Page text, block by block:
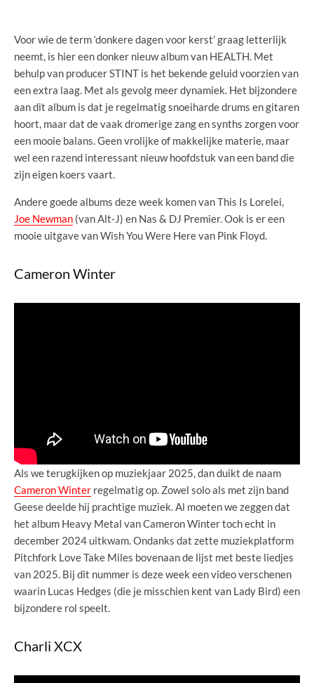
Voor wie de term ‘donkere dagen voor kerst’ graag letterlijk
neemt, is hier een donker nieuw album van HEALTH. Met
behulp van producer STINT is het bekende geluid voorzien van
een extra laag. Met als gevolg meer dynamiek. Het bijzondere
aan dit album is dat je regelmatig snoeiharde drums en gitaren
hoort, maar dat de vaak dromerige zang en synths zorgen voor
een mooie balans. Geen vrolijke of makkelijke materie, maar
wel een razend interessant nieuw hoofdstuk van een band die
zijn eigen koers vaart.
Andere goede albums deze week komen van This Is Lorelei,
Joe Newman (van Alt-J) en Nas & DJ Premier. Ook is er een
mooie uitgave van Wish You Were Here van Pink Floyd.
Cameron Winter
Als we terugkijken op muziekjaar 2025, dan duikt de naam
Cameron Winter regelmatig op. Zowel solo als met zijn band
Geese deelde hij prachtige muziek. Al moeten we zeggen dat
het album Heavy Metal van Cameron Winter toch echt in
december 2024 uitkwam. Ondanks dat zette muziekplatform
Pitchfork Love Take Miles bovenaan de lijst met beste liedjes
van 2025. Bij dit nummer is deze week een video verschenen
waarin Lucas Hedges (die je misschien kent van Lady Bird) een
bijzondere rol speelt.
Charli XCX